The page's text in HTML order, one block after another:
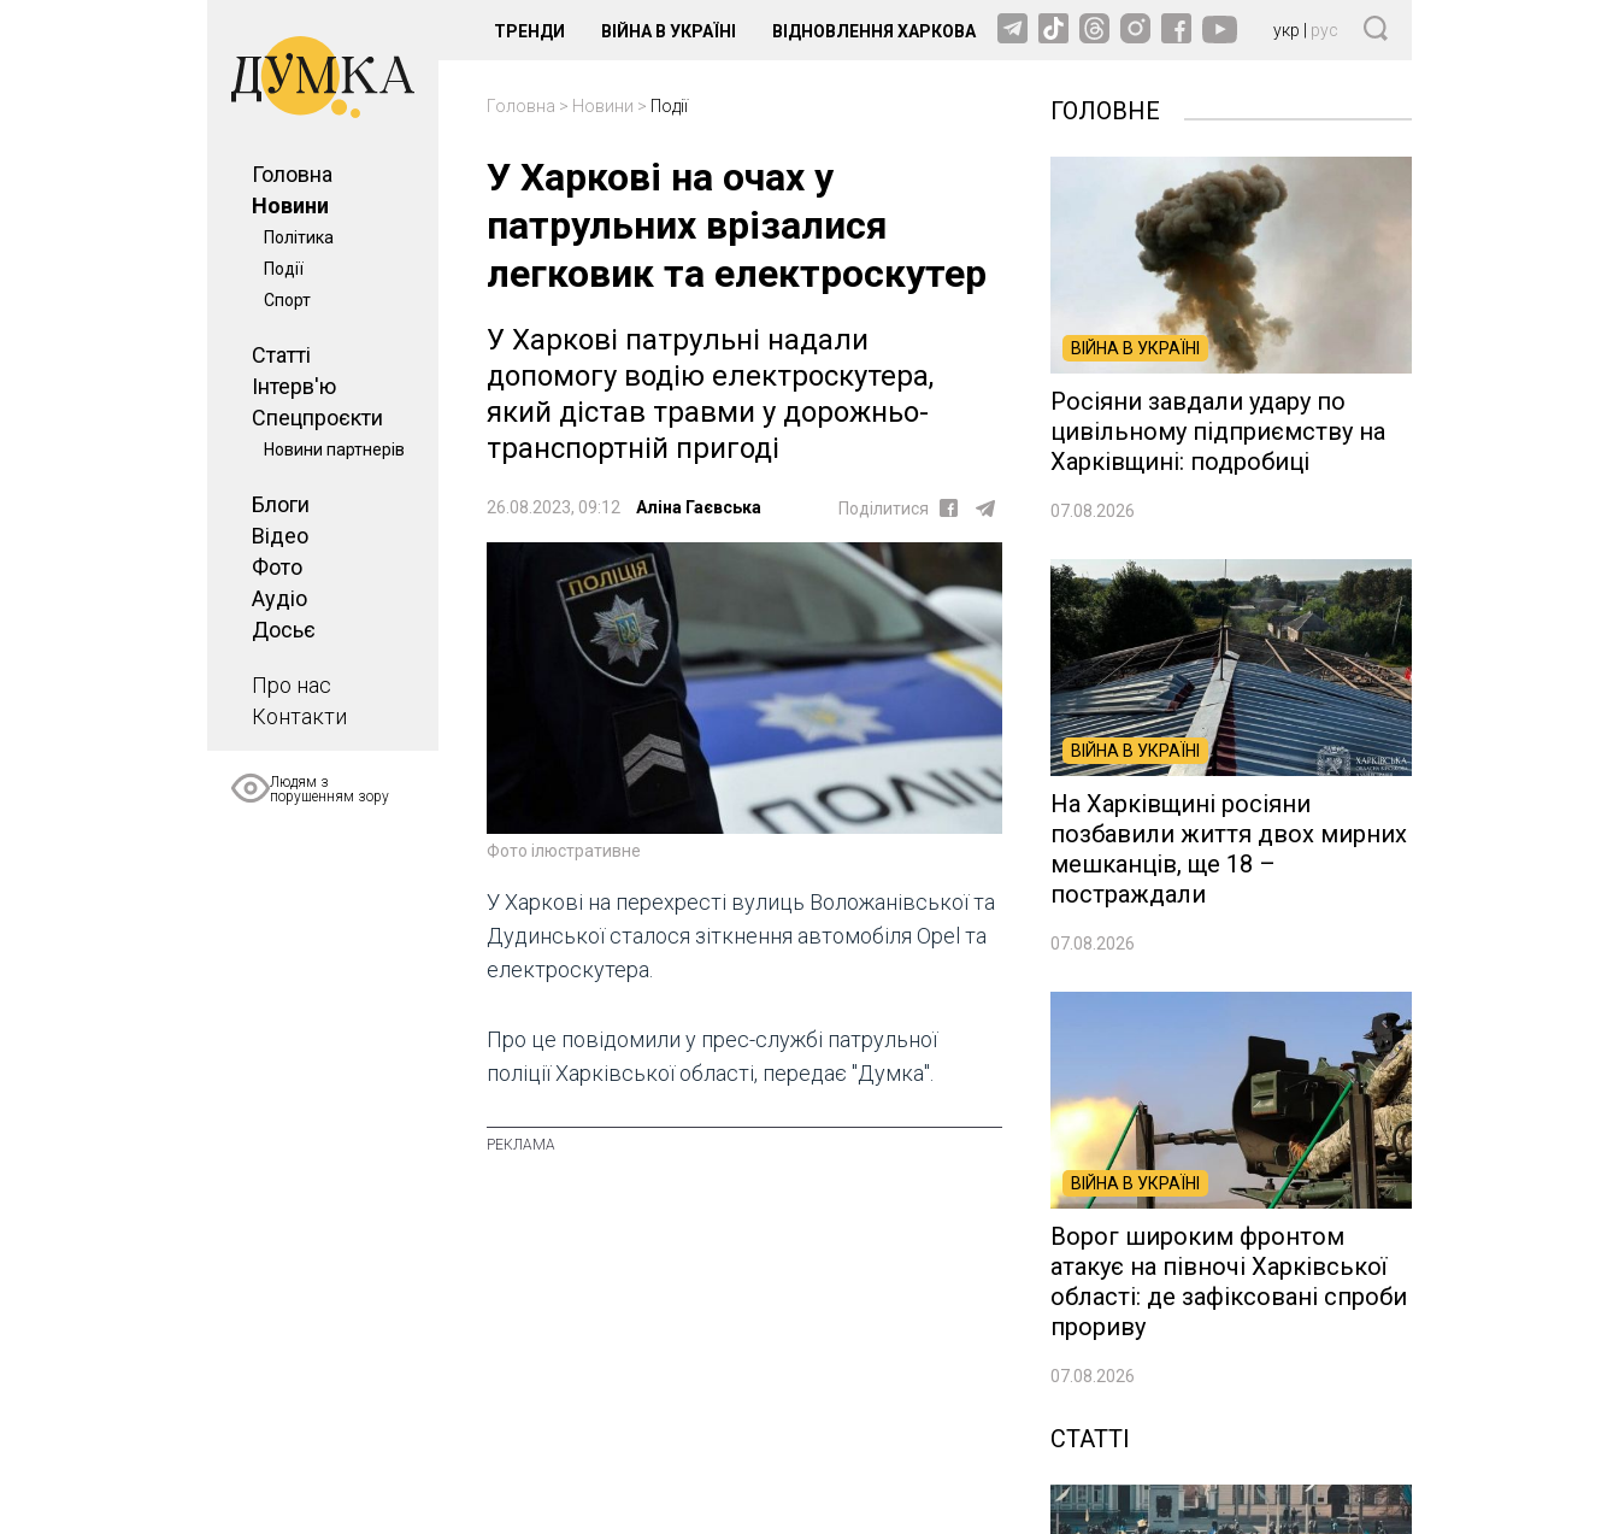
Головна
Новини
Політика
Події
Спорт
Статті
Інтерв'ю
Спецпроєкти
Новини партнерів
Блоги
Відео
Фото
Аудіо
Досьє
Про нас
Контакти
Людям з
порушенням зору
ТРЕНДИ ВІЙНА В УКРАЇНІ ВІДНОВЛЕННЯ ХАРКОВА укр рус
Головна > Новини > Події
У Харкові на очах у
патрульних врізалися
легковик та електроскутер
У Харкові патрульні надали
допомогу водію електроскутера,
який дістав травми у дорожньо-
транспортній пригоді
26.08.2023, 09:12 Аліна Гаєвська Поділитися
Фото ілюстративне
У Харкові на перехресті вулиць Воложанівської та
Дудинської сталося зіткнення автомобіля Opel та
електроскутера.
Про це повідомили у прес-службі патрульної
поліції Харківської області, передає "Думка".
ГОЛОВНЕ
ВІЙНА В УКРАЇНІ
Росіяни завдали удару по
цивільному підприємству на
Харківщині: подробиці
07.08.2026
ВІЙНА В УКРАЇНІ
На Харківщині росіяни
позбавили життя двох мирних
мешканців, ще 18 –
постраждали
07.08.2026
ВІЙНА В УКРАЇНІ
Ворог широким фронтом
атакує на півночі Харківської
області: де зафіксовані спроби
прориву
07.08.2026
СТАТТІ